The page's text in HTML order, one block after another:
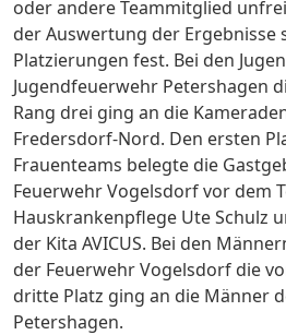
oder andere Teammitglied
der Auswertung der Ergebnisse
Platzierungen fest. Bei den
Jugendfeuerwehr Petershagen
Rang drei ging an die
Fredersdorf-Nord. Den ersten
Frauenteams belegte die
Feuerwehr Vogelsdorf vor dem
Hauskrankenpflege Ute Schulz
der Kita AVICUS. Bei den
der Feuerwehr Vogelsdorf die
dritte Platz ging an die Männer
Petershagen.